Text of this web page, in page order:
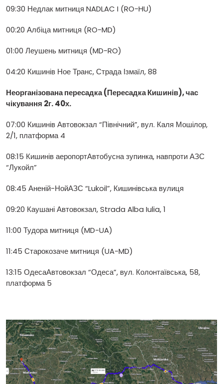
09:30 Недлак митниця NADLAC I (RO-HU)
00:20 Албіца митниця (RO-MD)
01:00 Леушень митниця (MD-RO)
04:20 Кишинів Ное Транс, Страда Ізмаїл, 88
Неорганізована пересадка (Пересадка Кишинів), час
чікування 2г. 40х.
07:00 Кишинів Автовокзал “Північний”, вул. Каля Мошілор,
2/1, платформа 4
08:15 Кишинів аеропортАвтобусна зупинка, навпроти АЗС
“Лукойл”
08:45 Аненій-НойАЗС “Lukoil”, Кишинівська вулиця
09:20 Каушані Автовокзал, Strada Alba Iulia, 1
11:00 Тудора митниця (MD-UA)
11:45 Старокозаче митниця (UA-MD)
13:15 ОдесаАвтовокзал “Одеса”, вул. Колонтаївська, 58,
платформа 5